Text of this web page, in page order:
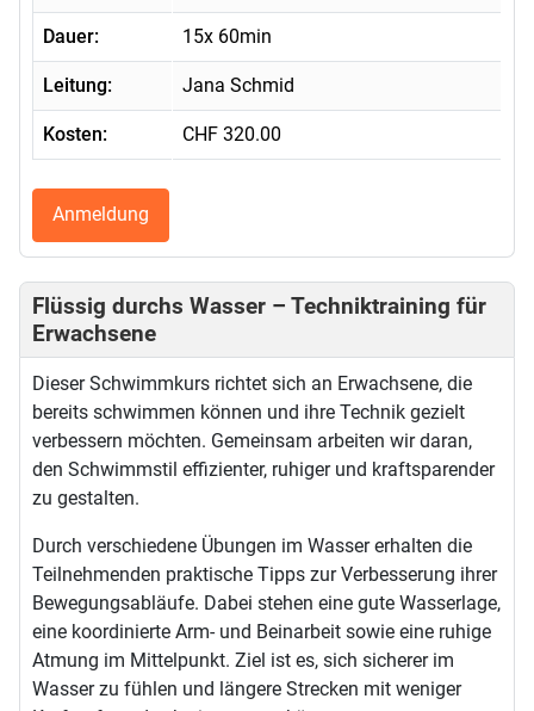
Dauer: 15x 60min
Leitung: Jana Schmid
Kosten: CHF 320.00
Anmeldung
Flüssig durchs Wasser – Techniktraining für
Erwachsene
Dieser Schwimmkurs richtet sich an Erwachsene, die
bereits schwimmen können und ihre Technik gezielt
verbessern möchten. Gemeinsam arbeiten wir daran,
den Schwimmstil effizienter, ruhiger und kraftsparender
zu gestalten.
Durch verschiedene Übungen im Wasser erhalten die
Teilnehmenden praktische Tipps zur Verbesserung ihrer
Bewegungsabläufe. Dabei stehen eine gute Wasserlage,
eine koordinierte Arm- und Beinarbeit sowie eine ruhige
Atmung im Mittelpunkt. Ziel ist es, sich sicherer im
Wasser zu fühlen und längere Strecken mit weniger